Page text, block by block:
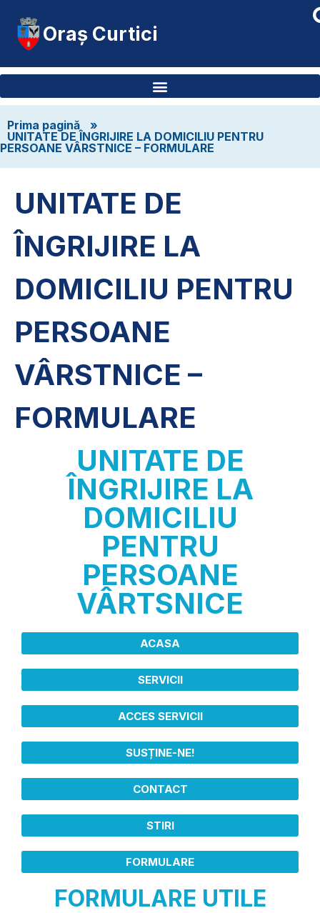
Oraș Curtici
Prima pagină
»
UNITATE DE ÎNGRIJIRE LA DOMICILIU PENTRU
PERSOANE VÂRSTNICE – FORMULARE
UNITATE DE
ÎNGRIJIRE LA
DOMICILIU PENTRU
PERSOANE
VÂRSTNICE –
FORMULARE
UNITATE DE
ÎNGRIJIRE LA
DOMICILIU
PENTRU
PERSOANE
VÂRTSNICE
ACASA
SERVICII
ACCES SERVICII
SUSȚINE-NE!
CONTACT
STIRI
FORMULARE
FORMULARE UTILE